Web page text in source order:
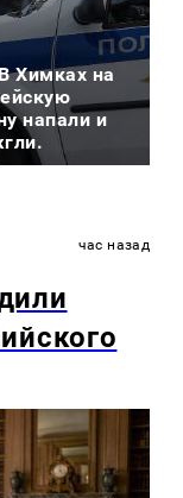
Химках на
напали и
час назад